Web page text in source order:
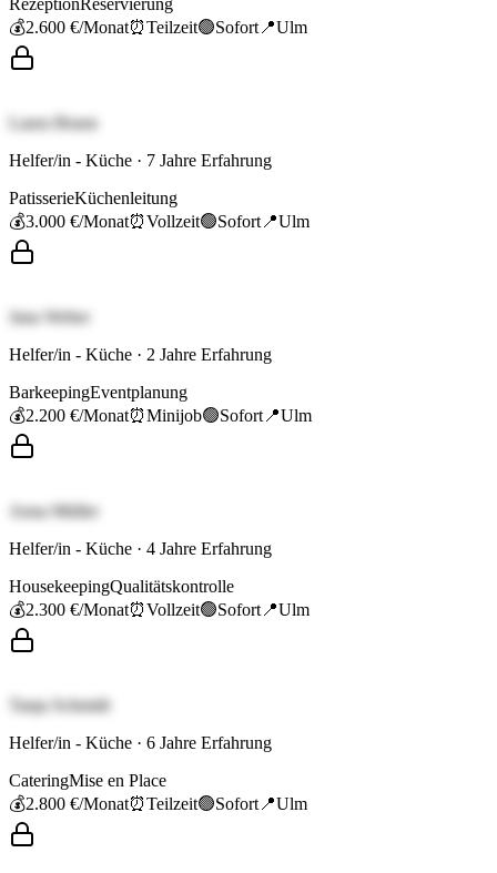
Rezeption Reservierung
💰2.600 €/Monat⏰Teilzeit🟢Sofort 📍Ulm
Laura Braun
Helfer/in - Küche · 7 Jahre Erfahrung
PatisserieKüchenleitung
💰3.000 €/Monat⏰Vollzeit🟢Sofort 📍Ulm
Jana Weber
Helfer/in - Küche · 2 Jahre Erfahrung
BarkeepingEventplanung
💰2.200 €/Monat⏰Minijob🟢Sofort 📍Ulm
Anna Müller
Helfer/in - Küche · 4 Jahre Erfahrung
HousekeepingQualitätskontrolle
💰2.300 €/Monat⏰Vollzeit🟢Sofort 📍Ulm
Tanja Schmidt
Helfer/in - Küche · 6 Jahre Erfahrung
CateringMise en Place
💰2.800 €/Monat⏰Teilzeit🟢Sofort 📍Ulm